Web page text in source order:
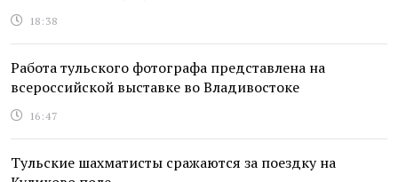
18:38
Работа тульского фотографа представлена на
всероссийской выставке во Владивостоке
16:47
Тульские шахматисты сражаются за поездку на